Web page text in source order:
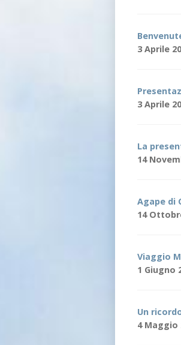
3 Aprile
3 Aprile
La
14
Agape di
14
Viaggio
1 Giugno
Un
4 Maggio